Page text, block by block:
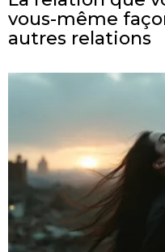
vous-même
autres relations